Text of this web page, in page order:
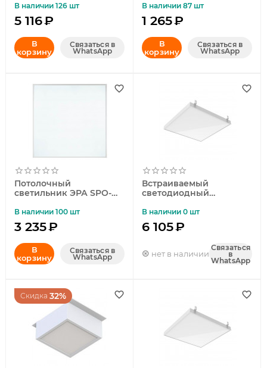
Day4000 (WH, 90 deg,
230) 038335
В наличии 126 шт
5 116₽
В
корзину
Связаться в
WhatsApp
В наличии 87 шт
1 265₽
В
корзину
Связаться в
WhatsApp
Потолочный
светильник ЭРА SPO-
6500К 3990Лм матовый
Грильято Б0051609
В наличии 100 шт
3 235₽
В
корзину
Связаться в
WhatsApp
Встраиваемый
светодиодный
G1-R3-00010-31GA3-
2003550
В наличии 0 шт
6 105₽
нет в наличии
Связаться
в
WhatsApp
Скидка 32%